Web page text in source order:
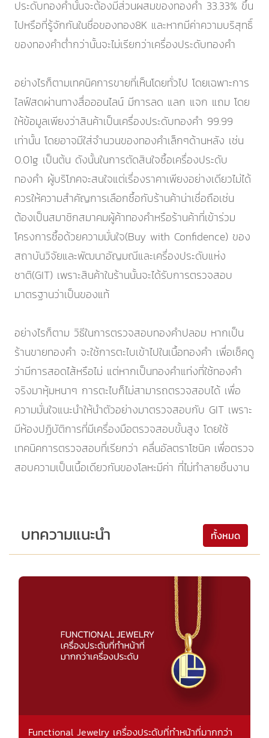
ประดับทองคำนั้นจะต้องมีส่วนผสมของทองคำ 33.33% ขึ้น
ไปหรือที่รู้จักกันในชื่อของทอง8K และหากมีค่าความบริสุทธิ์
ของทองคำต่ำกว่านั้นจะไม่เรียกว่าเครื่องประดับทองคำ
อย่างไรก็ตามเทคนิคการขายที่เห็นโดยทั่วไป โดยเฉพาะการ
ไลฟ์สดผ่านทางสื่อออนไลน์ มีการลด แลก แจก แถม โดย
ให้ข้อมูลเพียงว่าสินค้าเป็นเครื่องประดับทองคำ 99.99
เท่านั้น โดยอาจมีใส่จำนวนของทองคำเล็กๆด้านหลัง เช่น
0.01g เป็นต้น ดังนั้นในการตัดสินใจซื้อเครื่องประดับ
ทองคำ ผู้บริโภคจะสนใจแต่เรื่องราคาเพียงอย่างเดียวไม่ได้
ควรให้ความสำคัญการเลือกซื้อกับร้านค้าน่าเชื่อถือเช่น
ต้องเป็นสมาชิกสมาคมผู้ค้าทองคำหรือร้านค้าที่เข้าร่วม
โครงการซื้อด้วยความมั่นใจ(Buy with Confidence) ของ
สถาบันวิจัยและพัฒนาอัญมณีและเครื่องประดับแห่ง
ชาติ(GIT) เพราะสินค้าในร้านนั้นจะได้รับการตรวจสอบ
มาตรฐานว่าเป็นของแท้
อย่างไรก็ตาม วิธีในการตรวจสอบทองคำปลอม หากเป็น
ร้านขายทองคำ จะใช้การตะไบเข้าไปในเนื้อทองคำ เพื่อเช็คดู
ว่ามีการสอดไส้หรือไม่ แต่หากเป็นทองคำแท่งที่ใช้ทองคำ
จริงมาหุ้มหนาๆ การตะไบก็ไม่สามารถตรวจสอบได้ เพื่อ
ความมั่นใจแนะนำให้นำตัวอย่างมาตรวจสอบกับ GIT เพราะ
มีห้องปฏิบัติการที่มีเครื่องมือตรวจสอบขั้นสูง โดยใช้
เทคนิคการตรวจสอบที่เรียกว่า คลื่นอัลตราโซนิค เพื่อตรวจ
สอบความเป็นเนื้อเดียวกันของโลหะมีค่า ที่ไม่ทำลายชิ้นงาน
บทความแนะนำ ทั้งหมด
Functional Jewelry เครื่องประดับที่ทำหน้าที่มากกว่า